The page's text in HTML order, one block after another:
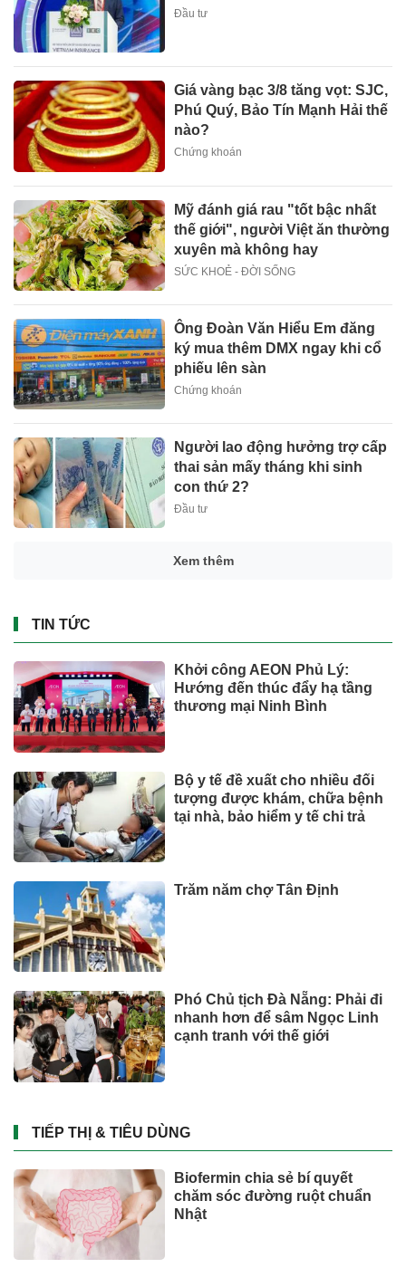
Đầu tư
Giá vàng bạc 3/8 tăng vọt: SJC,
Phú Quý, Bảo Tín Mạnh Hải thế
nào?
Chứng khoán
Mỹ đánh giá rau "tốt bậc nhất
thế giới", người Việt ăn thường
xuyên mà không hay
SỨC KHOẺ - ĐỜI SỐNG
Ông Đoàn Văn Hiểu Em đăng
ký mua thêm DMX ngay khi cổ
phiếu lên sàn
Chứng khoán
Người lao động hưởng trợ cấp
thai sản mấy tháng khi sinh
con thứ 2?
Đầu tư
Suzuki XL7 có bản nâng cấp
Giá xăng dầu tác động chỉ số
CPI tháng 7 ra sao?
Miền Bắc có nơi mưa to đến rất
to, đề phòng dông lốc
Những bức ảnh chưa từng
Việt Nam có 600 GW tiềm năng
điện gió ngoài khơi, vì sao
hydrogen xanh vẫn chưa cất